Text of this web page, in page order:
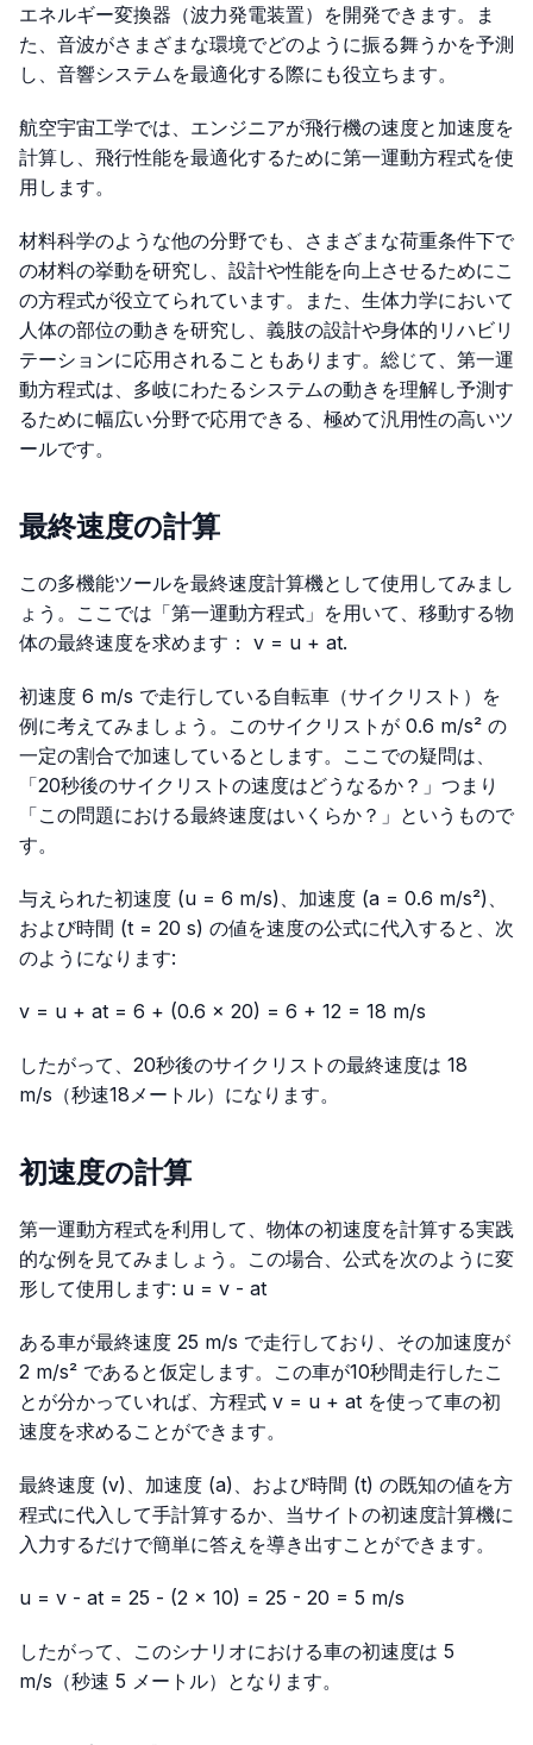
エネルギー変換器（波力発電装置）を開発できます。ま
た、音波がさまざまな環境でどのように振る舞うかを予測
し、音響システムを最適化する際にも役立ちます。
航空宇宙工学では、エンジニアが飛行機の速度と加速度を
計算し、飛行性能を最適化するために第一運動方程式を使
用します。
材料科学のような他の分野でも、さまざまな荷重条件下で
の材料の挙動を研究し、設計や性能を向上させるためにこ
の方程式が役立てられています。また、生体力学において
人体の部位の動きを研究し、義肢の設計や身体的リハビリ
テーションに応用されることもあります。総じて、第一運
動方程式は、多岐にわたるシステムの動きを理解し予測す
るために幅広い分野で応用できる、極めて汎用性の高いツ
ールです。
最終速度の計算
この多機能ツールを最終速度計算機として使用してみまし
ょう。ここでは「第一運動方程式」を用いて、移動する物
体の最終速度を求めます： v = u + at.
初速度 6 m/s で走行している自転車（サイクリスト）を
例に考えてみましょう。このサイクリストが 0.6 m/s² の
一定の割合で加速しているとします。ここでの疑問は、
「20秒後のサイクリストの速度はどうなるか？」つまり
「この問題における最終速度はいくらか？」というもので
す。
与えられた初速度 (u = 6 m/s)、加速度 (a = 0.6 m/s²)、
および時間 (t = 20 s) の値を速度の公式に代入すると、次
のようになります:
v = u + at = 6 + (0.6 × 20) = 6 + 12 = 18 m/s
したがって、20秒後のサイクリストの最終速度は 18
m/s（秒速18メートル）になります。
初速度の計算
第一運動方程式を利用して、物体の初速度を計算する実践
的な例を見てみましょう。この場合、公式を次のように変
形して使用します: u = v - at
ある車が最終速度 25 m/s で走行しており、その加速度が
2 m/s² であると仮定します。この車が10秒間走行したこ
とが分かっていれば、方程式 v = u + at を使って車の初
速度を求めることができます。
最終速度 (v)、加速度 (a)、および時間 (t) の既知の値を方
程式に代入して手計算するか、当サイトの初速度計算機に
入力するだけで簡単に答えを導き出すことができます。
u = v - at = 25 - (2 × 10) = 25 - 20 = 5 m/s
したがって、このシナリオにおける車の初速度は 5
m/s（秒速 5 メートル）となります。